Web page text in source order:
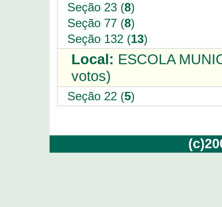
Seção 23 (8)
Seção 77 (8)
Seção 132 (13)
Local: ESCOLA
votos)
Seção 22 (5)